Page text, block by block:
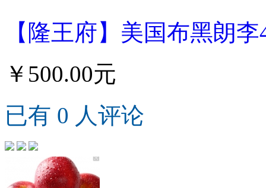
【隆王府】美国布黑朗李
￥500.00元
已有 0 人评论